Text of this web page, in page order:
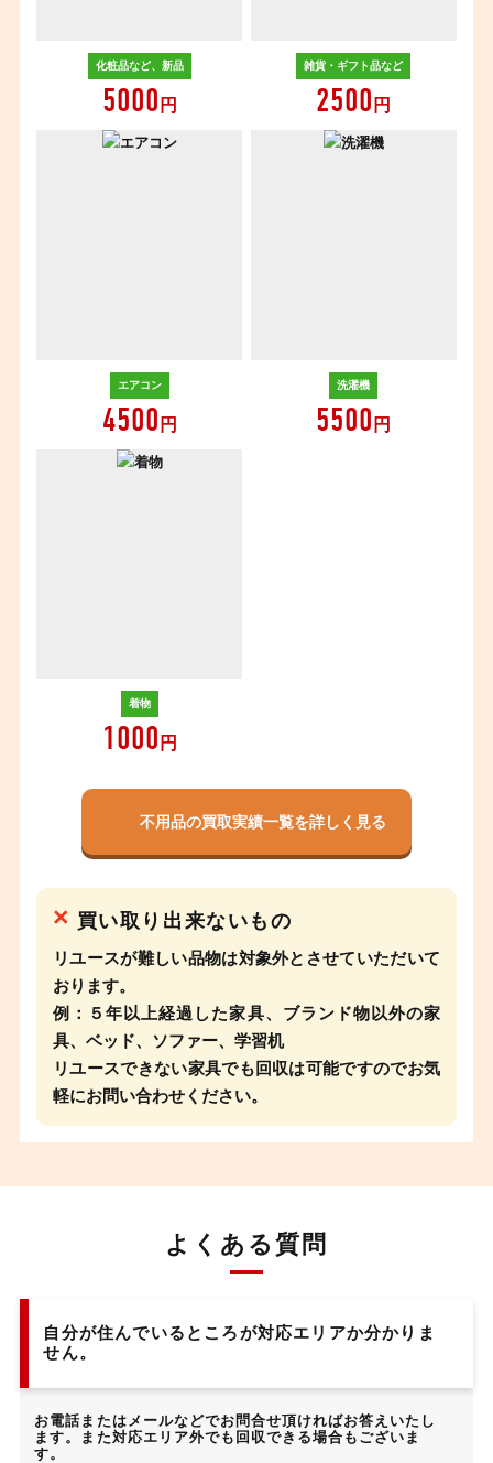
化粧品など、新品
5000 円
雑貨・ギフト品など
2500 円
エアコン
4500 円
洗濯機
5500 円
着物
1000 円
不用品の買取実績一覧を詳しく見る
× 買い取り出来ないもの
リユースが難しい品物は対象外とさせていただいて
おります。
例：５年以上経過した家具、ブランド物以外の家
具、ベッド、ソファー、学習机
リユースできない家具でも回収は可能ですのでお気
軽にお問い合わせください。
よくある質問
自分が住んでいるところが対応エリアか分かりま
せん。
お電話またはメールなどでお問合せ頂ければお答えいたし
ます。また対応エリア外でも回収できる場合もございま
す。